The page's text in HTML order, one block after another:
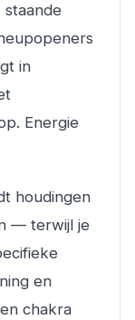
in
Energie
houdingen
— terwijl je
en
chakra